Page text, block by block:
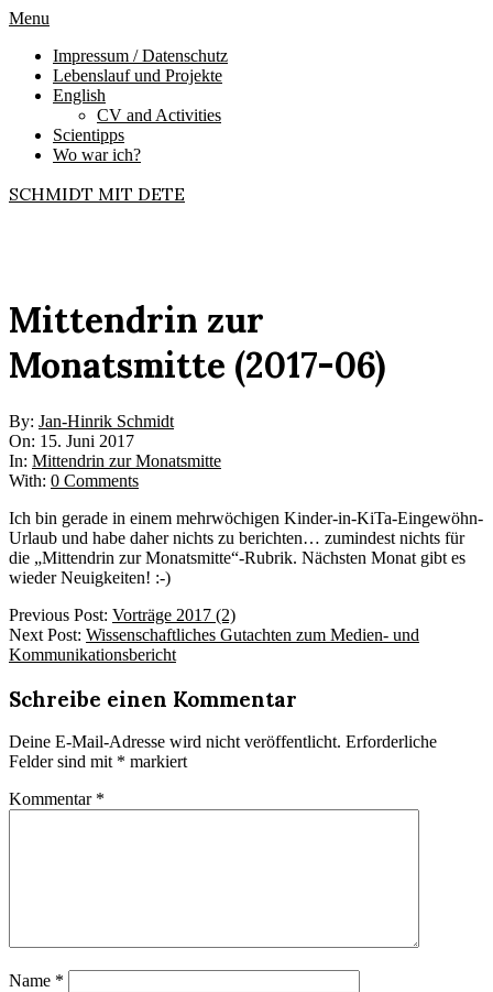
Skip
content
Primary
Menu
Menu
Impressum / Datenschutz
Lebenslauf und Projekte
English
CV and Activities
Scientipps
Wo war ich?
SCHMIDT MIT DETE
Mittendrin zur
Monatsmitte (2017-06)
By: Jan-Hinrik Schmidt
On: 15. Juni 2017
In: Mittendrin zur Monatsmitte
With: 0 Comments
Ich bin gerade in einem mehrwöchigen Kinder-in-KiTa-Eingewöhn-
Urlaub und habe daher nichts zu berichten… zumindest nichts für
die „Mittendrin zur Monatsmitte“-Rubrik. Nächsten Monat gibt es
wieder Neuigkeiten! :-)
2017-
06-
15
Previous Post: Vorträge 2017 (2)
Next Post: Wissenschaftliches Gutachten zum Medien- und
Kommunikationsbericht
Schreibe einen Kommentar
Deine E-Mail-Adresse wird nicht veröffentlicht. Erforderliche
Felder sind mit * markiert
Kommentar *
Name *